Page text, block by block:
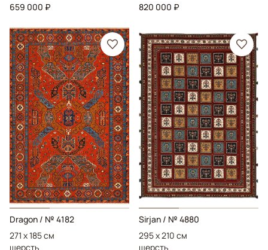
659 000 ₽
820 000 ₽
Dragon / № 4182
271 x 185 см
шерсть
Sirjan / № 4880
295 x 210 см
шерсть